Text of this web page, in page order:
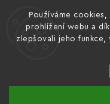
Používáme
prohlížení webu a
zlepšovali jeho
PRIJÍMAME